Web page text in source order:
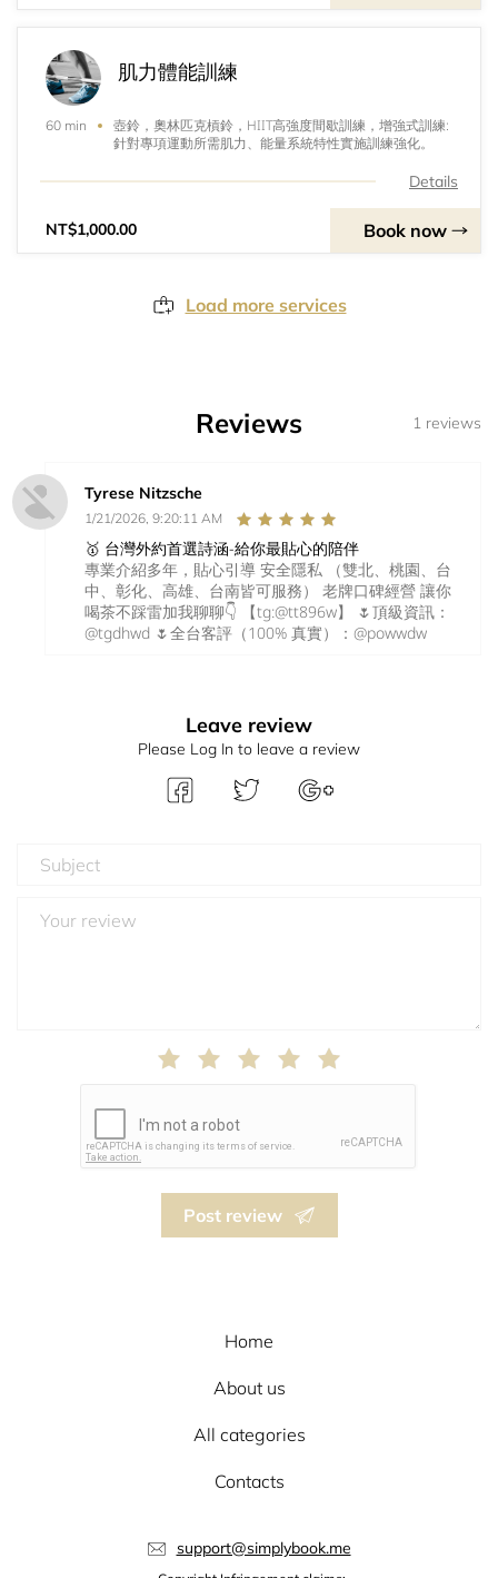
肌力體能訓練
60 min
壺鈴，奧林匹克槓鈴，HIIT高強度間歇訓練，增強式訓練:
針對專項運動所需肌力、能量系統特性實施訓練強化。
Details
NT$1,000.00 Book now
Load more services
Reviews 1 reviews
Tyrese Nitzsche
1/21/2026, 9:20:11 AM
🥇 台灣外約首選詩涵-給你最貼心的陪伴
專業介紹多年，貼心引導 安全隱私 （雙北、桃園、台
中、彰化、高雄、台南皆可服務） 老牌口碑經營 讓你
喝茶不踩雷加我聊聊👇 【tg:@tt896w】 🌷頂級資訊：
@tgdhwd 🌷全台客評（100% 真實）：@powwdw
Leave review
Please Log In to leave a review
Post review
Home
About us
All categories
Contacts
support@simplybook.me